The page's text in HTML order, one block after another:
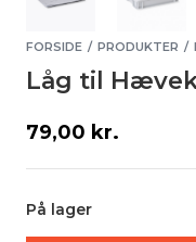
FORSIDE / PRODUKTER /
Låg til
79,00 kr.
På lager